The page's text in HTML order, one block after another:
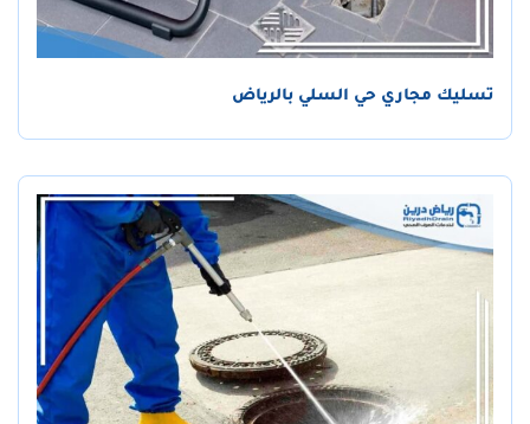
تسليك مجاري حي السلي بالرياض